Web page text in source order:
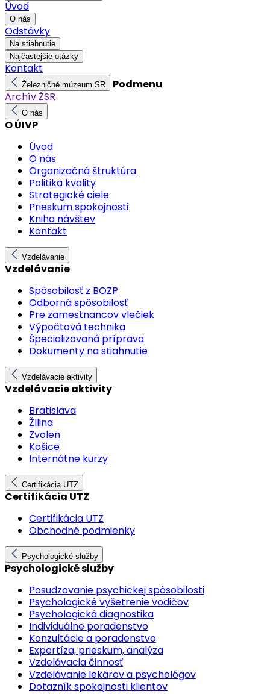
Úvod
O nás
Odstávky
Na stiahnutie
Najčastejšie otázky
Kontakt
Železničné múzeum SR
Podmenu
Archív ŽSR
O nás
O ÚIVP
Úvod
O nás
Organizačná štruktúra
Politika kvality
Strategické ciele
Prieskum spokojnosti
Kniha návštev
Kontakt
Vzdelávanie
Vzdelávanie
Spôsobilosť z BOZP
Odborná spôsobilosť
Pre zamestnancov vlečiek
Výpočtová technika
Špecializovaná príprava
Dokumenty na stiahnutie
Vzdelávacie aktivity
Vzdelávacie aktivity
Bratislava
ŽIlina
Zvolen
Košice
Internátne kurzy
Certifikácia UTZ
Certifikácia UTZ
Certifikácia UTZ
Obchodné podmienky
Psychologické služby
Psychologické služby
Posudzovanie psychickej spôsobilosti
Psychologické vyšetrenie vodičov
Psychologická diagnostika
Individuálne poradenstvo
Konzultácie a poradenstvo
Expertíza, prieskum, analýza
Vzdelávacia činnosť
Vzdelávanie lekárov a psychológov
Dotazník spokojnosti klientov